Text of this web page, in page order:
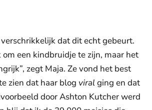
dat dit echt gebeurt.
een kindbruidje te zijn, maar het
zegt Maja. Ze vond het best
zien dat haar blog viralging en dat
door Ashton Kutcher werd